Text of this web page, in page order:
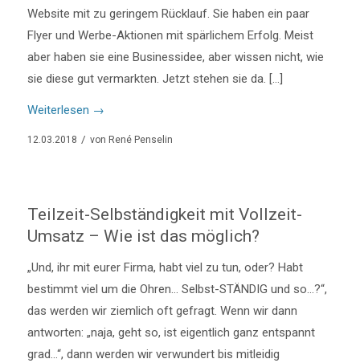
Website mit zu geringem Rücklauf. Sie haben ein paar
Flyer und Werbe-Aktionen mit spärlichem Erfolg. Meist
aber haben sie eine Businessidee, aber wissen nicht, wie
sie diese gut vermarkten. Jetzt stehen sie da. […]
Weiterlesen →
12.03.2018 / von René Penselin
Teilzeit-Selbständigkeit mit Vollzeit-
Umsatz – Wie ist das möglich?
„Und, ihr mit eurer Firma, habt viel zu tun, oder? Habt
bestimmt viel um die Ohren… Selbst-STÄNDIG und so…?“,
das werden wir ziemlich oft gefragt. Wenn wir dann
antworten: „naja, geht so, ist eigentlich ganz entspannt
grad…“, dann werden wir verwundert bis mitleidig